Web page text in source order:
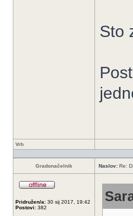
Sto
Vrh
Gradonačelnik Naslov: Re:
Pridružen/a: 30 sij 2017, 19:42
Postovi: 382